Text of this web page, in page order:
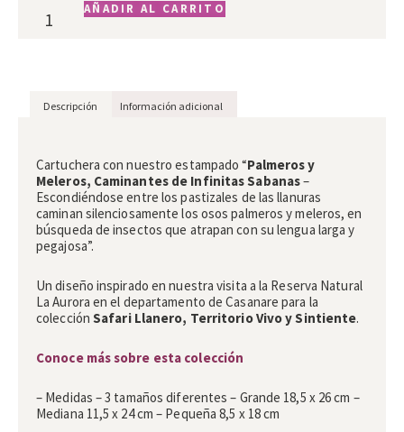
AÑADIR AL CARRITO
Descripción Información adicional
Cartuchera con nuestro estampado “Palmeros y
Meleros, Caminantes de Infinitas Sabanas–
Escondiéndose entre los pastizales de las llanuras
caminan silenciosamente los osos palmeros y meleros, en
búsqueda de insectos que atrapan con su lengua larga y
pegajosa”.
Un diseño inspirado en nuestra visita a la Reserva Natural
La Aurora en el departamento de Casanare para la
colección Safari Llanero, Territorio Vivo y Sintiente.
Conoce más sobre esta colección
– Medidas – 3 tamaños diferentes – Grande 18,5 x 26 cm –
Mediana 11,5 x 24 cm – Pequeña 8,5 x 18 cm